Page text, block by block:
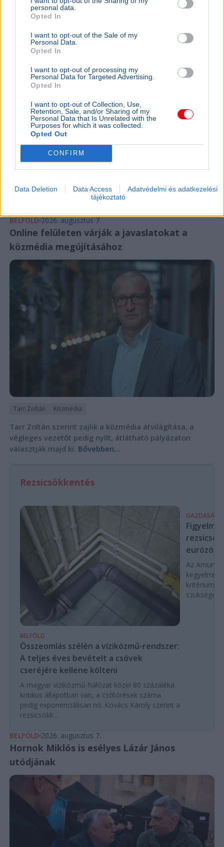
personal data.
Opted In
I want to opt-out of the Sale of my
Personal Data.
Opted In
I want to opt-out of processing my
Personal Data for Targeted Advertising.
Opted In
I want to opt-out of Collection, Use,
Retention, Sale, and/or Sharing of my
Personal Data that Is Unrelated with the
Purposes for which it was collected.
Opted Out
CONFIRM
Data Deletion Data Access
Adatvédelmi és adatkezelési
tájékoztató
Magyar Péter Köztársasági elnök
köztársasági elnökjelöltek neveiben, a parlament
kedden választ a három jelölt közül.
BELFÖLD 2026. augusztus 7.
Online felületen várják a javaslatokat a
közmédia megújításához
Tarr Zoltán Közmédia
Tarr Zoltán szerint zajlik a közmédia átvilágítása, a
végleges vezetőt pedig nyílt, átlátható pályázaton
választják majd ki. Bővebben...
Rezsicsökkentés
BELFÖLD
Összeomlás szélén a víziközmű-rendszer:
A teljes éves bevételt a csövek
cseréjére kellene költeni
A magyar víziközmű-hálózat közel 80 százaléka
kritikus állapotban van, a csőtörések száma
pedig exponenciálisan nő. Kovács Károly szerint a
rezsicsökk...
GAZDASÁG
Az Amundi
kegyelmi
BELFÖLD 2026. augusztus 7.
Hornok Miklós is esélyes Lázár János
utódjának